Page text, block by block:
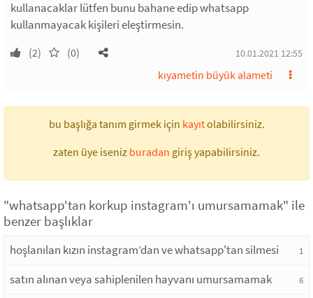
kullanacaklar lütfen bunu bahane edip whatsapp
kullanmayacak kişileri eleştirmesin.
(2) (0) 10.01.2021 12:55
kıyametin büyük alameti
bu başlığa tanım girmek için kayıtolabilirsiniz.
zaten üye iseniz buradan giriş yapabilirsiniz.
"whatsapp'tan korkup instagram'ı umursamamak" ile
benzer başlıklar
hoşlanılan kızın instagram’dan ve whatsapp'tan silmesi 1
satın alınan veya sahiplenilen hayvanı umursamamak 6